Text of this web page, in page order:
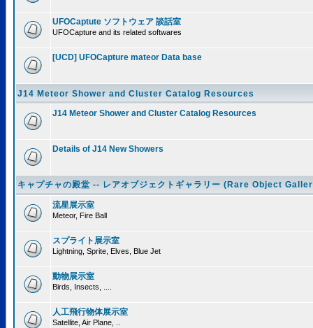
UFOCaptute ソフトウェア 談話室
UFOCapture and its related softwares
[UCD] UFOCapture mateor Data base
J14 Meteor Shower and Cluster Catalog Resources
J14 Meteor Shower and Cluster Catalog Resources
Details of J14 New Showers
キャプチャの殿堂 -- レアオブジェクトギャラリー (Rare Object
流星展示室
Meteor, Fire Ball
スプライト展示室
Lightning, Sprite, Elves, Blue Jet
動物展示室
Birds, Insects, ....
人工飛行物体展示室
Satellite, Air Plane, ..